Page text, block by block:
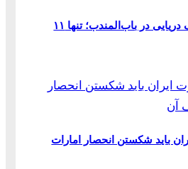
سقوط کم‌سابقه ترافیک دریایی در باب‌المندب؛ تنها ۱۱
باید شکستن انحصار امارات